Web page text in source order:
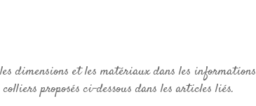
dimensions et les matériaux dans les informations
proposés ci-dessous dans les articles liés.